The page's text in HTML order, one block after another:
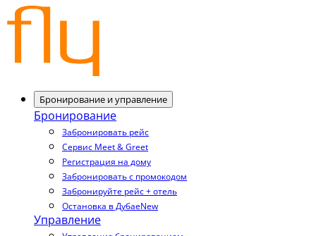
Бронирование и управление
Бронирование
Забронировать рейс
Сервис Meet & Greet
Регистрация на дому
Забронировать с промокодом
Забронируйте рейс + отель
Остановка в ДубаеNew
Управление